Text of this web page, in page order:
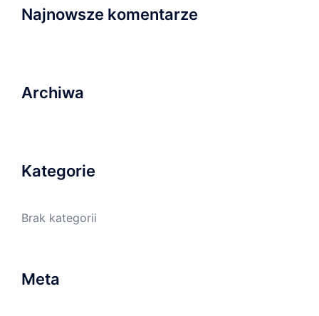
Najnowsze komentarze
Archiwa
Kategorie
Brak kategorii
Meta